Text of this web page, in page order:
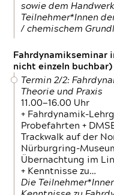
sowie dem
Teilnehmer*Innen
/ chemischem
Fahrdynamikseminar
nicht einzeln buchbar)
Termin 2/2:
Theorie und Praxis
11.00—16.00 Uhr
+ Fahrdynamik-
Probefahrten +
Trackwalk auf der
Nürburgring-
Übernachtung im
+ Kenntnisse zu…
Die